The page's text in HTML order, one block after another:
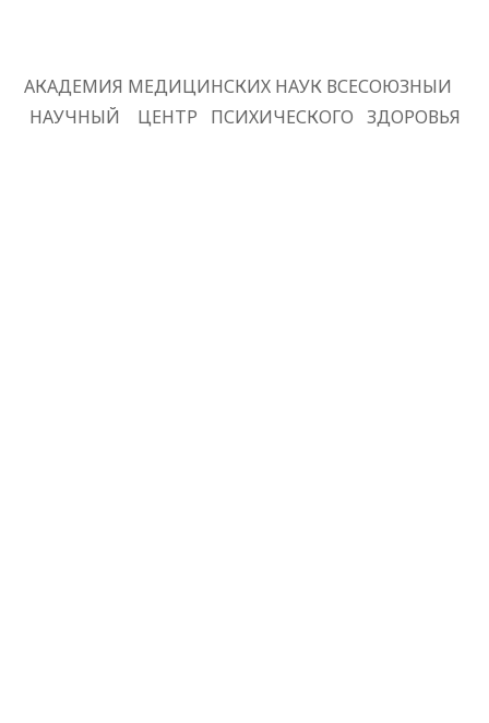
АКАДЕМИЯ МЕДИЦИНСКИХ НАУК ВСЕСОЮЗНЫИ
НАУЧНЫЙ
ЦЕНТР ПСИХИЧЕСКОГО ЗДОРОВЬЯ